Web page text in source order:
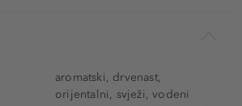
aromatski, drvenast,
orijentalni, svježi, vodeni